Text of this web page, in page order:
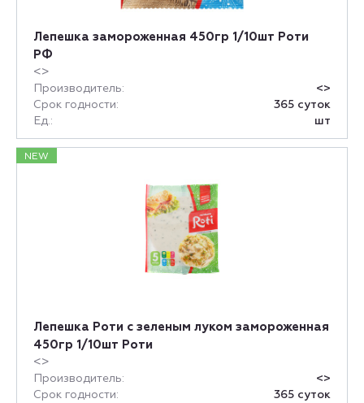
Лепешка замороженная 450гр 1/10шт Роти
РФ
<>
Производитель:
<>
Срок годности:
365 суток
Ед.:
шт
NEW
Лепешка Роти с зеленым луком замороженная
450гр 1/10шт Роти
<>
Производитель:
<>
Срок годности:
365 суток